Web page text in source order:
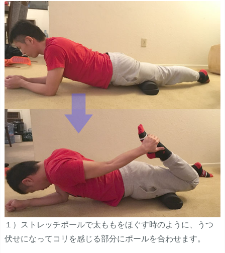
１）ストレッチポールで太ももをほぐす時のように、うつ
伏せになってコリを感じる部分にポールを合わせます。